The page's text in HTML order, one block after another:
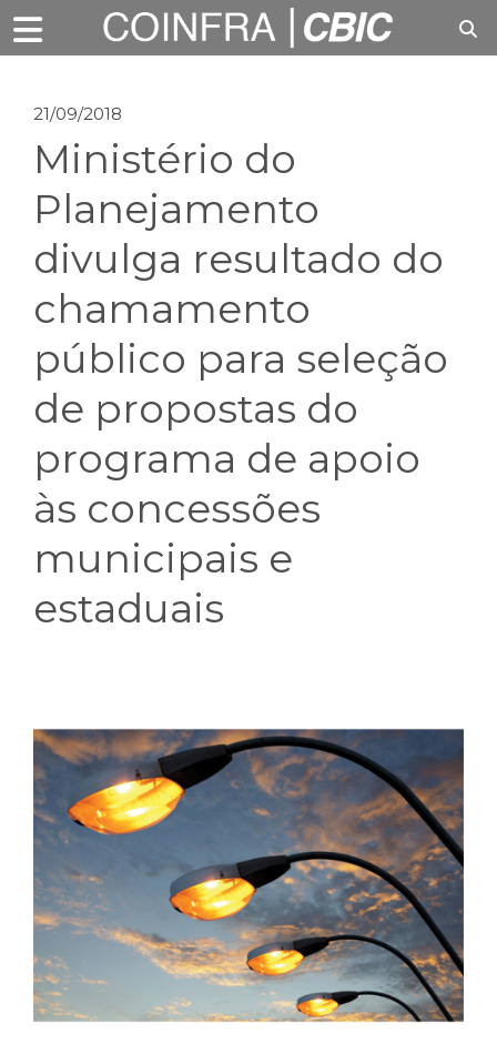
21/09/2018
Ministério do
Planejamento
divulga resultado do
chamamento
público para seleção
de propostas do
programa de apoio
às concessões
municipais e
estaduais